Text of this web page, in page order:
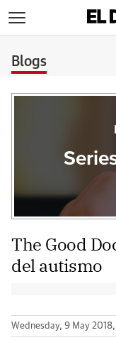
Blogs
The Good
del autismo
Wednesday, 9 May